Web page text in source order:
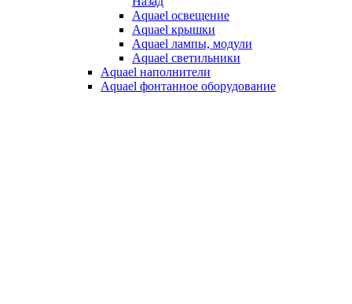
Aquael освещение
Aquael крышки
Aquael лампы, модули
Aquael светильники
Aquael наполнители
Aquael фонтанное оборудование